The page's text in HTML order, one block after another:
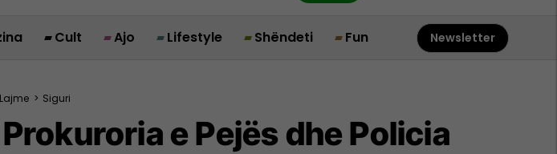
Cult Ajo Lifestyle Shëndeti Fun Newsletter
Lajme > Siguri
e Pejës dhe Policia